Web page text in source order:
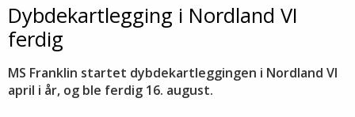
Dybdekartlegging i Nordland VI
ferdig
MS Franklin startet dybdekartleggingen i Nordland VI
april i år, og ble ferdig 16. august.